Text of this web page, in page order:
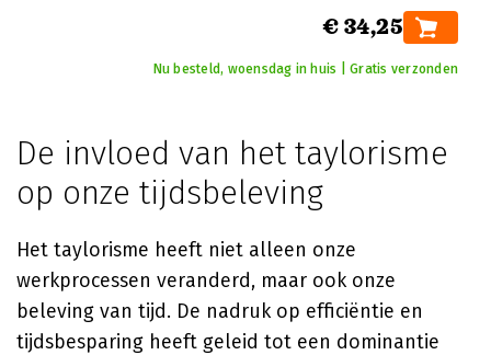
€ 34,25
Nu besteld, woensdag in huis | Gratis verzonden
De invloed van het taylorisme
op onze tijdsbeleving
Het taylorisme heeft niet alleen onze
werkprocessen veranderd, maar ook onze
beleving van tijd. De nadruk op efficiëntie en
tijdsbesparing heeft geleid tot een dominantie